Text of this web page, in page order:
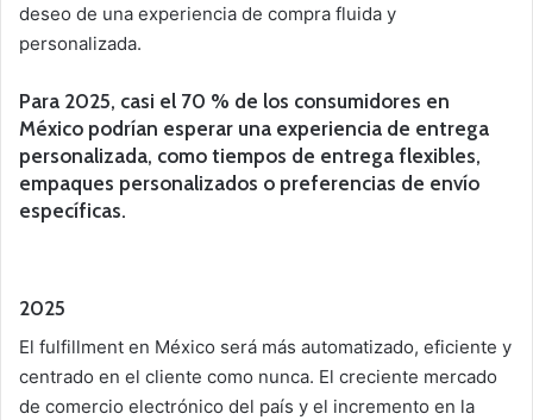
deseo de una experiencia de compra fluida y
personalizada.
Para 2025, casi el 70 % de los consumidores en
México podrían esperar una experiencia de entrega
personalizada, como tiempos de entrega flexibles,
empaques personalizados o preferencias de envío
específicas.
2025
El fulfillment en México será más automatizado, eficiente y
centrado en el cliente como nunca. El creciente mercado
de comercio electrónico del país y el incremento en la